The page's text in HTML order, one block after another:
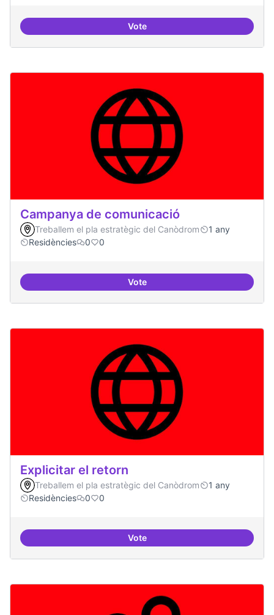
VoteRecerca + residències
Campanya de comunicació
Treballem el pla estratègic del Canòdrom
1 any
Residències
0 0
VoteCampanya de comunicació
Explicitar el retorn
Treballem el pla estratègic del Canòdrom
1 any
Residències
0 0
VoteExplicitar el retorn